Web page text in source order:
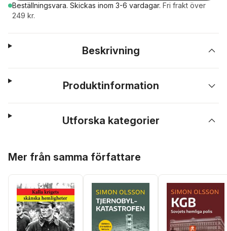
Beställningsvara. Skickas inom 3-6 vardagar. Fri frakt över
249 kr.
Beskrivning
Produktinformation
Utforska kategorier
Mer från samma författare